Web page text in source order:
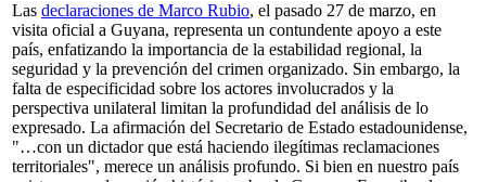
Las declaraciones de Marco Rubio, el pasado 27 de marzo, en
visita oficial a Guyana, representa un contundente apoyo a este
país, enfatizando la importancia de la estabilidad regional, la
seguridad y la prevención del crimen organizado. Sin embargo, la
falta de especificidad sobre los actores involucrados y la
perspectiva unilateral limitan la profundidad del análisis de lo
expresado. La afirmación del Secretario de Estado estadounidense,
"…con un dictador que está haciendo ilegítimas reclamaciones
territoriales", merece un análisis profundo. Si bien en nuestro país